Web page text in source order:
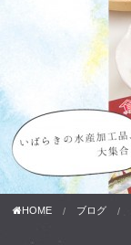
HOME ブログ